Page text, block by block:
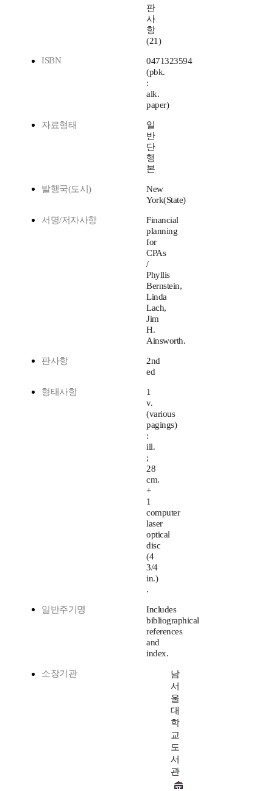
판
사
항
(21)
ISBN
0471323594
(pbk.
:
alk.
paper)
자료형태
일
반
단
행
본
발행국(도시)
New
York(State)
서명/저자사항
Financial
planning
for
CPAs
/
Phyllis
Bernstein,
Linda
Lach,
Jim
H.
Ainsworth.
판사항
2nd
ed
형태사항
1
v.
(various
pagings)
:
ill.
;
28
cm.
+
1
computer
laser
optical
disc
(4
3/4
in.)
.
일반주기명
Includes
bibliographical
references
and
index.
소장기관
남
서
울
대
학
교
도
서
관